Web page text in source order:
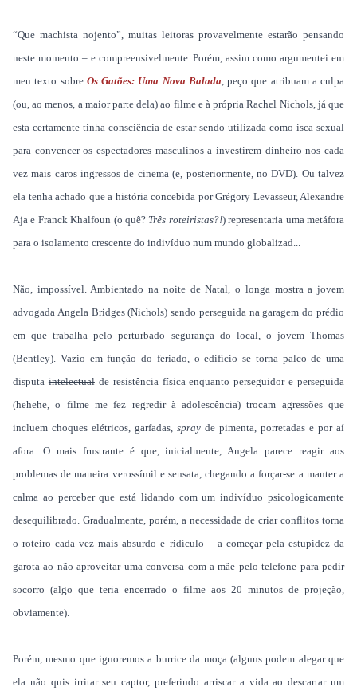
“Que machista nojento”, muitas leitoras provavelmente estarão pensando
neste momento – e compreensivelmente. Porém, assim como argumentei em
meu texto sobre Os Gatões: Uma Nova Balada, peço que atribuam a culpa
(ou, ao menos, a maior parte dela) ao filme e à própria Rachel Nichols, já que
esta certamente tinha consciência de estar sendo utilizada como isca sexual
para convencer os espectadores masculinos a investirem dinheiro nos cada
vez mais caros ingressos de cinema (e, posteriormente, no DVD). Ou talvez
ela tenha achado que a história concebida por Grégory Levasseur, Alexandre
Aja e Franck Khalfoun (o quê? Três roteiristas?!) representaria uma metáfora
para o isolamento crescente do indivíduo num mundo globalizad...
Não, impossível. Ambientado na noite de Natal, o longa mostra a jovem
advogada Angela Bridges (Nichols) sendo perseguida na garagem do prédio
em que trabalha pelo perturbado segurança do local, o jovem Thomas
(Bentley). Vazio em função do feriado, o edifício se torna palco de uma
disputaintelectualde resistência física enquanto perseguidor e perseguida
(hehehe, o filme me fez regredir à adolescência) trocam agressões que
incluem choques elétricos, garfadas, spray de pimenta, porretadas e por aí
afora. O mais frustrante é que, inicialmente, Angela parece reagir aos
problemas de maneira verossímil e sensata, chegando a forçar-se a manter a
calma ao perceber que está lidando com um indivíduo psicologicamente
desequilibrado. Gradualmente, porém, a necessidade de criar conflitos torna
o roteiro cada vez mais absurdo e ridículo – a começar pela estupidez da
garota ao não aproveitar uma conversa com a mãe pelo telefone para pedir
socorro (algo que teria encerrado o filme aos 20 minutos de projeção,
obviamente).
Porém, mesmo que ignoremos a burrice da moça (alguns podem alegar que
ela não quis irritar seu captor, preferindo arriscar a vida ao descartar um